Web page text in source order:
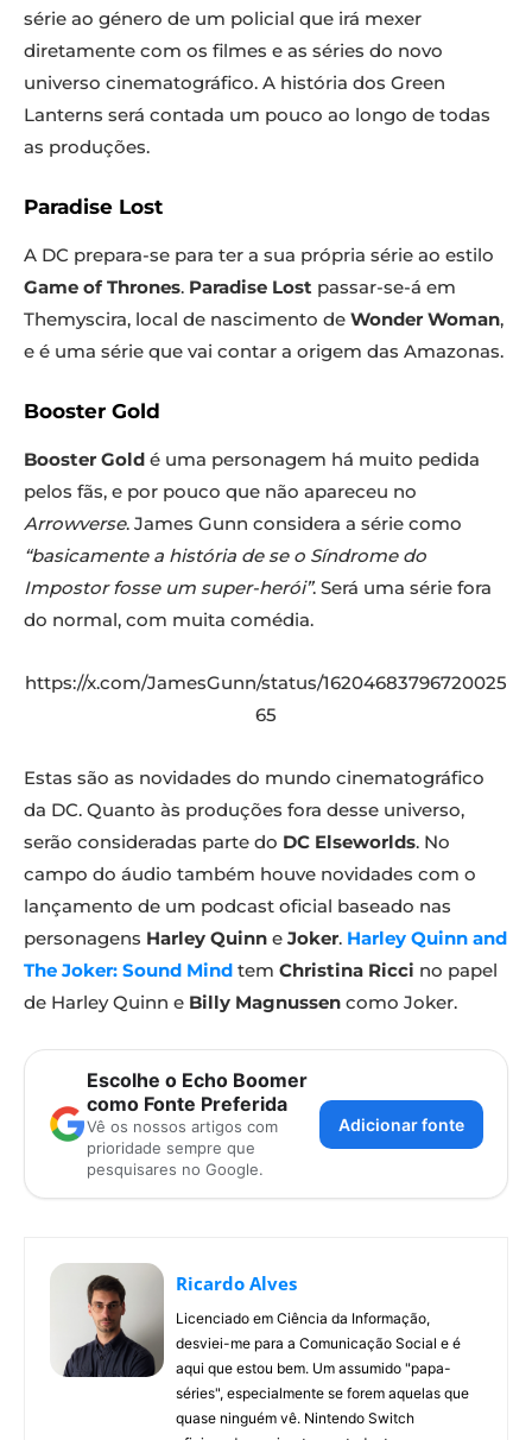
série ao género de um policial que irá mexer
diretamente com os filmes e as séries do novo
universo cinematográfico. A história dos Green
Lanterns será contada um pouco ao longo de todas
as produções.
Paradise Lost
A DC prepara-se para ter a sua própria série ao estilo
Game of Thrones. Paradise Lost passar-se-á em
Themyscira, local de nascimento de Wonder Woman,
e é uma série que vai contar a origem das Amazonas.
Booster Gold
Booster Gold é uma personagem há muito pedida
pelos fãs, e por pouco que não apareceu no
Arrowverse. James Gunn considera a série como
“basicamente a história de se o Síndrome do
Impostor fosse um super-herói”. Será uma série fora
do normal, com muita comédia.
https://x.com/JamesGunn/status/16204683796720025
65
Estas são as novidades do mundo cinematográfico
da DC. Quanto às produções fora desse universo,
serão consideradas parte do DC Elseworlds. No
campo do áudio também houve novidades com o
lançamento de um podcast oficial baseado nas
personagens Harley Quinn e Joker. Harley Quinn and
The Joker: Sound Mind tem Christina Ricci no papel
de Harley Quinn e Billy Magnussen como Joker.
Escolhe o Echo Boomer
como Fonte Preferida
Vê os nossos artigos com
prioridade sempre que
pesquisares no Google.
Adicionar fonte
Ricardo Alves
Licenciado em Ciência da Informação,
desviei-me para a Comunicação Social e é
aqui que estou bem. Um assumido "papa-
séries", especialmente se forem aquelas que
quase ninguém vê. Nintendo Switch